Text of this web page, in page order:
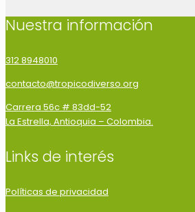
Nuestra información
312 8948010
contacto@tropicodiverso.org
Carrera 56c # 83dd-52
La Estrella, Antioquia – Colombia.
Links de interés
Políticas de privacidad